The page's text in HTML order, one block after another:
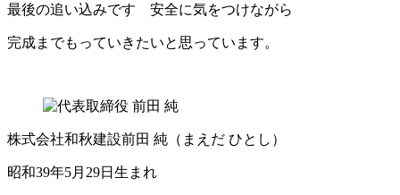
最後の追い込みです 安全に気をつけながら
完成までもっていきたいと思っています。
株式会社和秋建設前田 純 （まえだ ひとし）
昭和39年5月29日生まれ